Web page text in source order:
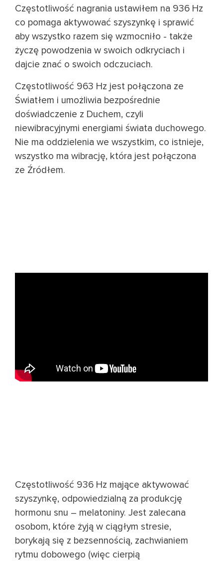
Częstotliwość nagrania ustawiłem na 936 Hz
co pomaga aktywować szyszynkę i sprawić
aby wszystko razem się wzmocniło - także
życzę powodzenia w swoich odkryciach i
dajcie znać o swoich odczuciach.
Częstotliwość 963 Hz jest połączona ze
Światłem i umożliwia bezpośrednie
doświadczenie z Duchem, czyli
niewibracyjnymi energiami świata duchowego.
Nie ma oddzielenia we wszystkim, co istnieje,
wszystko ma wibrację, która jest połączona
ze Źródłem.
Częstotliwość 936 Hz mające aktywować
szyszynkę, odpowiedzialną za produkcję
hormonu snu – melatoniny. Jest zalecana
osobom, które żyją w ciągłym stresie,
borykają się z bezsennością, zachwianiem
rytmu dobowego (więc cierpią